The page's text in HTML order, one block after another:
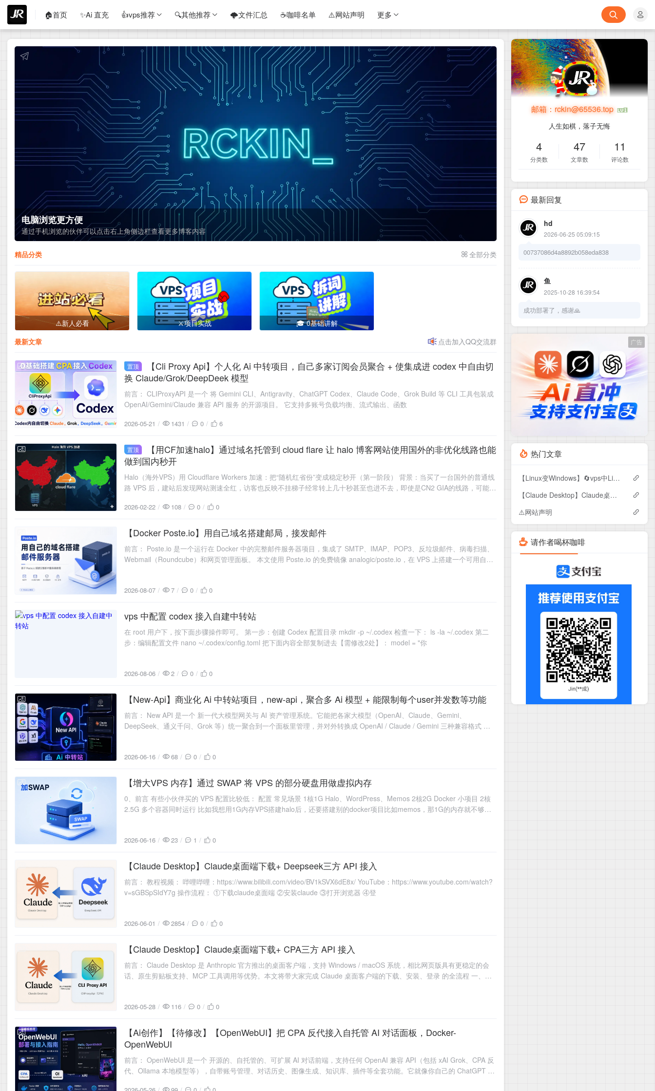
🏠首页 ✨Ai 直充 👍vps推荐 🔍其他推荐 🌩️文件汇总 ☕咖啡名单 ⚠️网站声明 更多
电脑浏览更方便
通过手机浏览的伙伴可以点击右上角侧边栏查看更多博客内容
电脑浏览更方便
通过手机浏览的伙伴可以点击右上角侧边栏查看
精品分类 全部分类
⚠️新人必看 ⚔️项目实战
🎓 0基础讲解
最新文章
点击加入QQ交流群
2026-05-21
置顶
换 Claude/Grok/DeepDeek 模型
前言： CLIProxyAPI 是一个 将 Gemini CLI、Antigravity、ChatGPT Codex、Claude Code、Grok Build 等 CLI 工具包装成
OpenAI/Gemini/Claude 兼容 API 服务 的开源项目。 它支持多账号负载均衡、流式输出、函数
2026-05-21 1431 0 6
2026-02-22
置顶
做到国内秒开
Halo（海外VPS）用 Cloudflare Workers 加速：把“随机红省份”变成稳定秒开（第一阶段） 背景：当买了一台国外的普通线
路 VPS 后，建站后发现网站测速全红，访客也反映不挂梯子经常转上几十秒甚至也进不去，即使是CN2 GIA的线路，可能偏
2026-02-22 108 0 0
2026-08-07
【Docker Poste.io】用自己域名搭建邮局，接发邮件
前言： Poste.io 是一个运行在 Docker 中的完整邮件服务器项目，集成了 SMTP、IMAP、POP3、反垃圾邮件、病毒扫描、
Webmail（Roundcube）和网页管理面板。 本文使用 Poste.io 的免费镜像 analogic/poste.io，在 VPS 上搭建一个可用自己
2026-08-07 7 0 0
2026-08-06
vps 中配置 codex 接入自建中转站
在 root 用户下，按下面步骤操作即可。 第一步：创建 Codex 配置目录 mkdir -p ~/.codex 检查一下： ls -la ~/.codex 第二
步：编辑配置文件 nano ~/.codex/config.toml 把下面内容全部复制进去【需修改2处】： model = "你
2026-08-06 2 0 0
2026-06-16
【New-Api】商业化 Ai 中转站项目，new-api，聚合多 Ai 模型 + 能限制每个user并发数等功能
前言： New API 是一个 新一代大模型网关与 AI 资产管理系统。它能把各家大模型（OpenAI、Claude、Gemini、
DeepSeek、通义千问、Grok 等）统一聚合到一个面板里管理，并对外转换成 OpenAI / Claude / Gemini 三种兼容格式 提
2026-06-16 68 0 0
2026-06-16
【增大VPS 内存】通过 SWAP 将 VPS 的部分硬盘用做虚拟内存
0、前言 有些小伙伴买的 VPS 配置比较低： 配置 常见场景 1核1G Halo、WordPress、Memos 2核2G Docker 小项目 2核
2.5G 多个容器同时运行 比如我想用1G内存VPS搭建halo后，还要搭建别的docker项目比如memos，那1G的内存就不够
2026-06-16 23 1 0
2026-06-01
【Claude Desktop】Claude桌面端下载+ Deepseek三方 API 接入
前言： 教程视频： 哔哩哔哩：https://www.bilibili.com/video/BV1kSVX6dE8x/ YouTube：https://www.youtube.com/watch?
v=sGBSpSIdY7g 操作流程： ①下载claude桌面端 ②安装claude ③打开浏览器 ④登
2026-06-01 2854 0 0
2026-05-28
【Claude Desktop】Claude桌面端下载+ CPA三方 API 接入
前言： Claude Desktop 是 Anthropic 官方推出的桌面客户端，支持 Windows / macOS 系统，相比网页版具有更稳定的会
话、原生剪贴板支持、MCP 工具调用等优势。本文将带大家完成 Claude 桌面客户端的下载、安装、登录 的全流程 一、下
2026-05-28 116 0 0
2026-05-26
【Ai创作】【待修改】【OpenWebUI】把 CPA 反代接入自托管 AI 对话面板，Docker-
OpenWebUI
前言： OpenWebUI 是一个 开源的、自托管的、可扩展 AI 对话前端，支持任何 OpenAI 兼容 API（包括 xAI Grok、CPA 反
代、Ollama 本地模型等），自带账号管理、对话历史、图像生成、知识库、插件等全套功能。它就像你自己的 ChatGPT 网
邮箱： rckin@65536.top
人生如棋，落子无悔
4
分类数
47
文章数
11
评论数
最新回复
hd
2026-06-25 05:09:15
00737086d4a8892b058eda838
鱼
2025-10-28 16:39:54
成功部署了，感谢🙏
广告
热门文章
【Linux变Windows】🔄vps中Linux转windows
【Claude Desktop】Claude桌面端下载+ Deepseek三方 API 接入
⚠️网站声明
请作者喝杯咖啡